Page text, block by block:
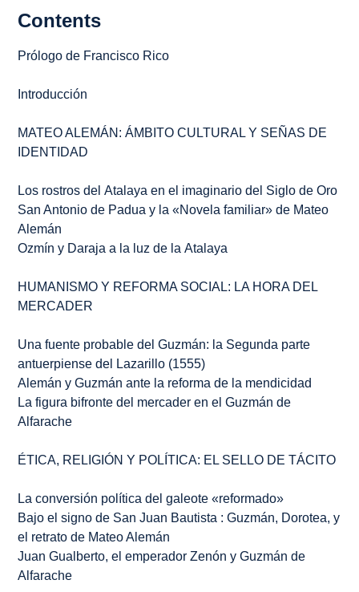
Contents
Prólogode Francisco Rico
Introducción
MATEO ALEMÁN: ÁMBITO CULTURAL Y SEÑAS DE
IDENTIDAD
Los rostros delAtalaya en el imaginario del Siglo de Oro
San Antonio de Padua y la «Novela familiar» de Mateo
Alemán
Ozmín y Daraja a la luz de laAtalaya
HUMANISMO Y REFORMA SOCIAL: LA HORA DEL
MERCADER
Una fuente probable delGuzmán: la Segunda parte
antuerpiense del
Lazarillo (1555)
Alemán y Guzmán ante la reforma de la mendicidad
La figura bifronte del mercader en elGuzmán de
Alfarache
ÉTICA, RELIGIÓN Y POLÍTICA: EL SELLO DE TÁCITO
Laconversión política del galeote «reformado»
Bajo el signo de San Juan Bautista : Guzmán, Dorotea, y
el retrato de Mateo Alemán
Juan Gualberto, el emperador Zenón y Guzmán de
Alfarache